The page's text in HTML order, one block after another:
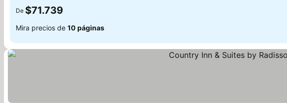
De $71.739
Mira precios de 10 páginas